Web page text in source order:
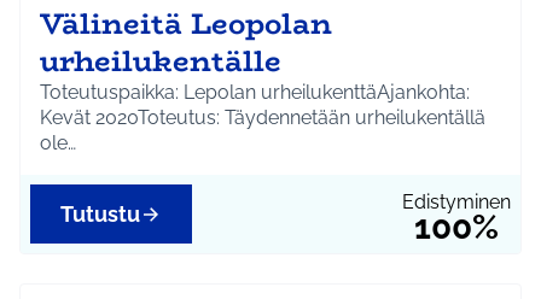
Välineitä Leopolan
urheilukentälle
Toteutuspaikka: Lepolan urheilukenttäAjankohta:
Kevät 2020Toteutus: Täydennetään urheilukentällä
ole…
Edistyminen
100%
Tutustu